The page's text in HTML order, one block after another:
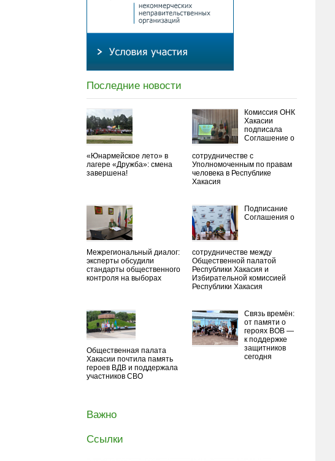
Последние новости
«Юнармейское лето» в
лагере «Дружба»: смена
завершена!
Комиссия ОНК
Хакасии
подписала
Соглашение о
сотрудничестве с
Уполномоченным по правам
человека в Республике
Хакасия
Межрегиональный диалог:
эксперты обсудили
стандарты общественного
контроля на выборах
Подписание
Соглашения о
сотрудничестве между
Общественной палатой
Республики Хакасия и
Избирательной комиссией
Республики Хакасия
Общественная палата
Хакасии почтила память
героев ВДВ и поддержала
участников СВО
Связь времён:
от памяти о
героях ВОВ —
к поддержке
защитников
сегодня
Важно
Ссылки